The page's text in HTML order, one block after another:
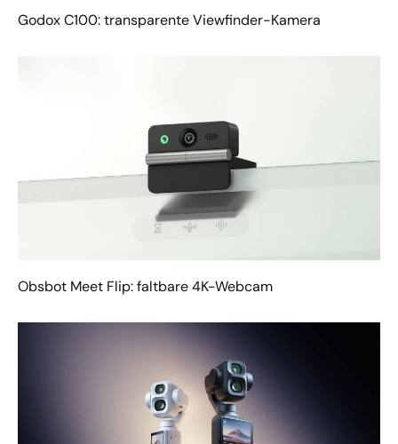
Godox C100: transparente Viewfinder-Kamera
Obsbot Meet Flip: faltbare 4K-Webcam